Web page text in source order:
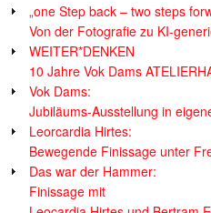
„one Step back – two steps
Von der Fotografie zu KI-
WEITER*DENKEN
10 Jahre Vok Dams
Vok Dams:
Jubiläums-Ausstellung in
Leorcardia Hirtes:
Bewegende Finissage unter
Das war der Hammer:
Finissage mit